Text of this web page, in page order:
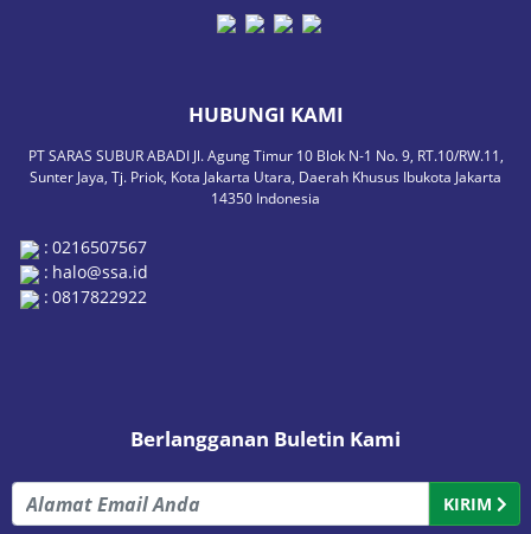
HUBUNGI KAMI
PT SARAS SUBUR ABADI Jl. Agung Timur 10 Blok N-1 No. 9, RT.10/RW.11,
Sunter Jaya, Tj. Priok, Kota Jakarta Utara, Daerah Khusus Ibukota Jakarta
14350 Indonesia
: 0216507567
: halo@ssa.id
: 0817822922
Berlangganan Buletin Kami
KIRIM